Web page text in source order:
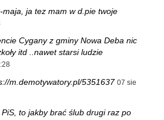
maja, ja tez mam w d.pie twoje
Cygany z gminy Nowa Deba nic
itd ..nawet starsi ludzie
m.demotywatory.pl/5351637 07 sie
PiS, to jakby brać ślub drugi raz po